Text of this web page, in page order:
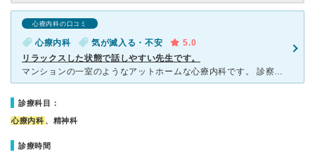
心療内科の口コミ
心療内科 気が滅入る・不安
5.0
リラックスした状態で話しやすい先生です。
マンションの一室のようなアットホームな心療内科です。 診察時間は一般的なクリニックより短い時間帯ですが、予約なしに伺えるのが便利です。 受付に入る時に靴を脱いでスリッパに履き替えます。 受付の方
診療科目：
心療内科 、精神科
診療時間